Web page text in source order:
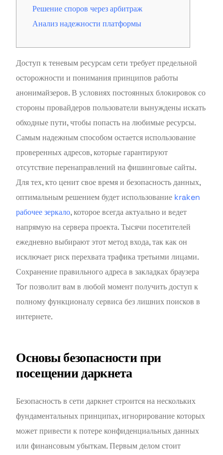
Решение споров через арбитраж
Анализ надежности платформы
Доступ к теневым ресурсам сети требует предельной
осторожности и понимания принципов работы
анонимайзеров. В условиях постоянных блокировок со
стороны провайдеров пользователи вынуждены искать
обходные пути, чтобы попасть на любимые ресурсы.
Самым надежным способом остается использование
проверенных адресов, которые гарантируют
отсутствие перенаправлений на фишинговые сайты.
Для тех, кто ценит свое время и безопасность данных,
оптимальным решением будет использование kraken
рабочее зеркало, которое всегда актуально и ведет
напрямую на сервера проекта. Тысячи посетителей
ежедневно выбирают этот метод входа, так как он
исключает риск перехвата трафика третьими лицами.
Сохранение правильного адреса в закладках браузера
Tor позволит вам в любой момент получить доступ к
полному функционалу сервиса без лишних поисков в
интернете.
Основы безопасности при
посещении даркнета
Безопасность в сети даркнет строится на нескольких
фундаментальных принципах, игнорирование которых
может привести к потере конфиденциальных данных
или финансовым убыткам. Первым делом стоит